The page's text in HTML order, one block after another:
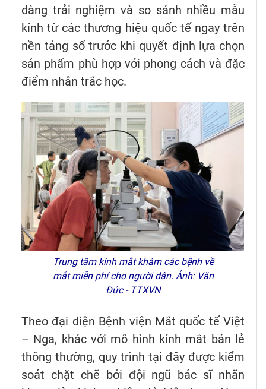
dàng trải nghiệm và so sánh nhiều mẫu
kính từ các thương hiệu quốc tế ngay trên
nền tảng số trước khi quyết định lựa chọn
sản phẩm phù hợp với phong cách và đặc
điểm nhân trắc học.
Trung tâm kính mắt khám các bệnh về
mắt miễn phí cho người dân. Ảnh: Văn
Đức - TTXVN
Theo đại diện Bệnh viện Mắt quốc tế Việt
– Nga, khác với mô hình kính mắt bán lẻ
thông thường, quy trình tại đây được kiểm
soát chặt chẽ bởi đội ngũ bác sĩ nhãn